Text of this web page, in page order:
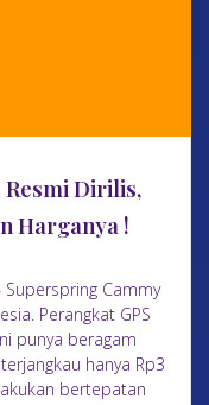
Dirilis,
Harganya !
Cammy
Perangkat GPS
punya beragam
hanya Rp3
bertepatan